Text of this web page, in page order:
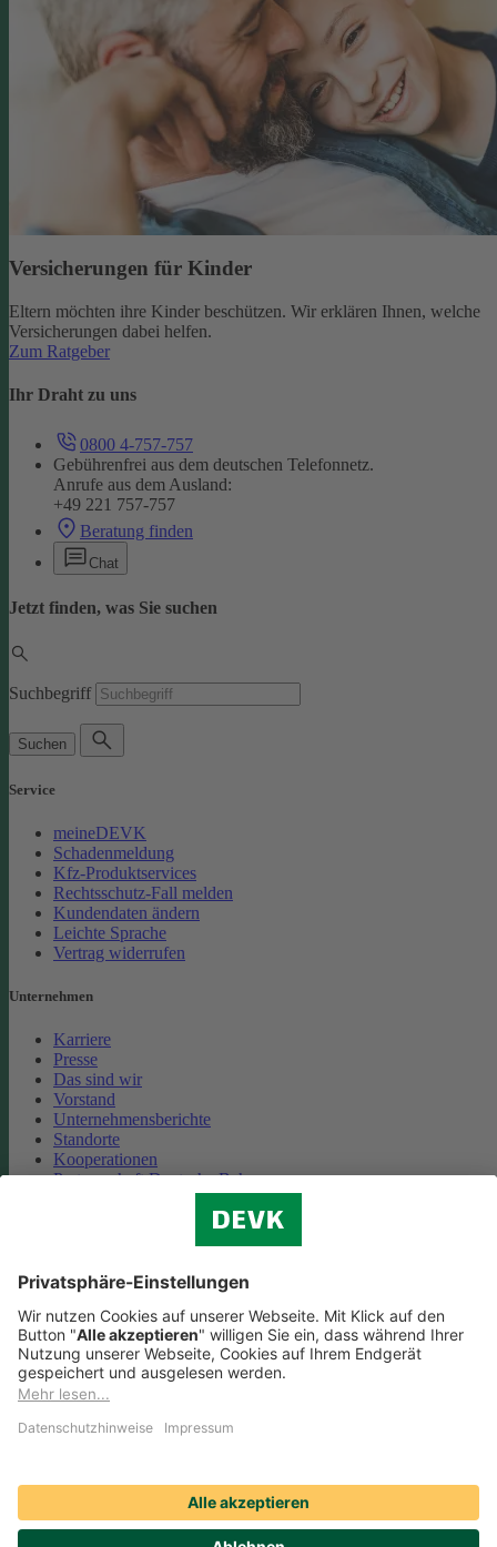
Versicherungen für Kinder
Eltern möchten ihre Kinder beschützen. Wir erklären Ihnen, welche
Versicherungen dabei helfen.
Zum Ratgeber
Ihr Draht zu uns
0800 4-757-757
Gebührenfrei aus dem deutschen Telefonnetz.
Anrufe aus dem Ausland:
+49 221 757-757
Beratung finden
Chat
Jetzt finden, was Sie suchen
Suchbegriff
Suchen
Service
meineDEVK
Schadenmeldung
Kfz-Produktservices
Rechtsschutz-Fall melden
Kundendaten ändern
Leichte Sprache
Vertrag widerrufen
Unternehmen
Karriere
Presse
Das sind wir
Vorstand
Unternehmensberichte
Standorte
Kooperationen
Partnerschaft Deutsche Bahn
Cookie-Einstellungen
Datenschutz
Impressum
Streitbeilegung
Nutzungshinweise
Compliance
Social Media Icons sowie Verlinkungen, die mit